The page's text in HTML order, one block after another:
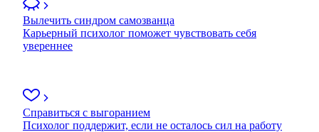
Вылечить синдром самозванца
Карьерный психолог поможет чувствовать себя
увереннее
Справиться с выгоранием
Психолог поддержит, если не осталось сил на работу